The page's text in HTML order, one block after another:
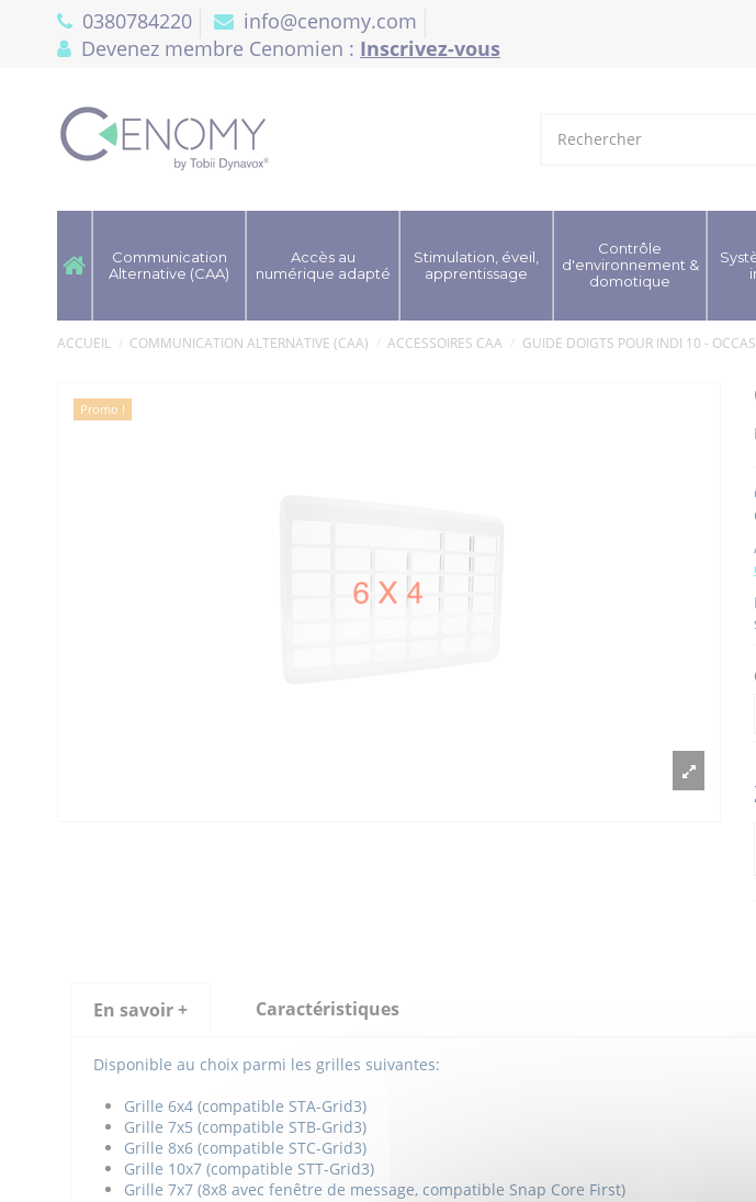
0380784220
info@cenomy.com
Devenez membre Cenomien : Inscrivez-vous
Communication
Alternative (CAA)
Accès au
numérique adapté
Stimulation, éveil,
apprentissage
Contrôle
d'environnement &
domotique
ACCUEIL COMMUNICATION ALTERNATIVE (CAA) ACCESSOIRES CAA GUIDE DOIGTS POUR INDI 10 -
Promo !
En savoir + Caractéristiques
Disponible au choix parmi les grilles suivantes:
Grille 6x4 (compatible STA-Grid3)
Grille 7x5 (compatible STB-Grid3)
Grille 8x6 (compatible STC-Grid3)
Grille 10x7 (compatible STT-Grid3)
Grille 7x7 (8x8 avec fenêtre de message, compatible Snap Core First)
Panneau de gestion des cookies